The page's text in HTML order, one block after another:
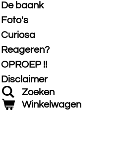
De baank
Foto's
Curiosa
Reageren?
OPROEP !!
Disclaimer
Zoeken
Winkelwagen